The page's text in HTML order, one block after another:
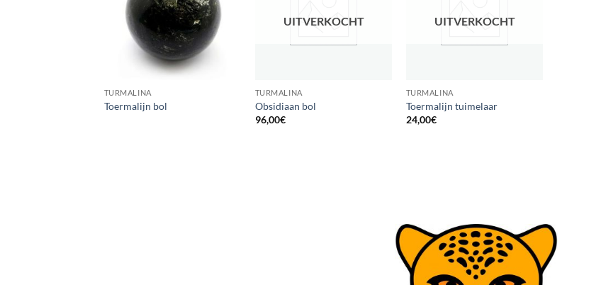
TURMALINA
Toermalijn bol
UITVERKOCHT
TURMALINA
Obsidiaan bol
96,00€
UITVERKOCHT
TURMALINA
Toermalijn tuimelaar
24,00€